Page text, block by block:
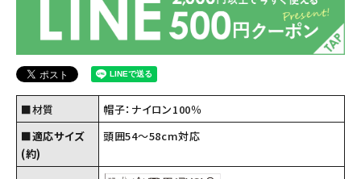
■材質
帽子：ナイロン100％
■適応サイズ
(約)
頭囲54～58cm対応